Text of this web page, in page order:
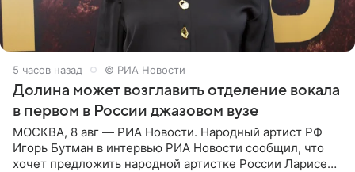
5 часов назад © РИА Новости
Долина может возглавить отделение вокала
в первом в России джазовом вузе
МОСКВА, 8 авг — РИА Новости. Народный артист РФ
Игорь Бутман в интервью РИА Новости сообщил, что
хочет предложить народной артистке России Ларисе